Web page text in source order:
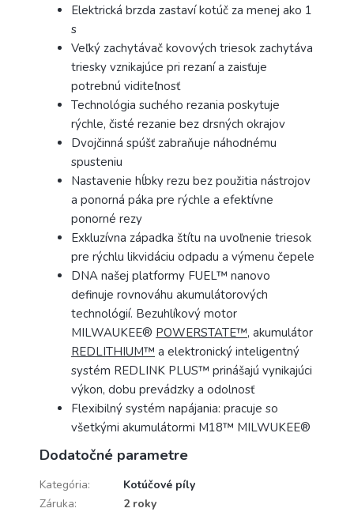
Elektrická brzda zastaví kotúč za menej ako 1
s
Veľký zachytávač kovových triesok zachytáva
triesky vznikajúce pri rezaní a zaisťuje
potrebnú viditeľnosť
Technológia suchého rezania poskytuje
rýchle, čisté rezanie bez drsných okrajov
Dvojčinná spúšť zabraňuje náhodnému
spusteniu
Nastavenie hĺbky rezu bez použitia nástrojov
a ponorná páka pre rýchle a efektívne
ponorné rezy
Exkluzívna západka štítu na uvoľnenie triesok
pre rýchlu likvidáciu odpadu a výmenu čepele
DNA našej platformy FUEL™ nanovo
definuje rovnováhu akumulátorových
technológií. Bezuhlíkový motor
MILWAUKEE® POWERSTATE™, akumulátor
REDLITHIUM™ a elektronický inteligentný
systém REDLINK PLUS™ prinášajú vynikajúci
výkon, dobu prevádzky a odolnosť
Flexibilný systém napájania: pracuje so
všetkými akumulátormi M18™ MILWUKEE®
Dodatočné parametre
Kategória:
Kotúčové píly
Záruka:
2 roky